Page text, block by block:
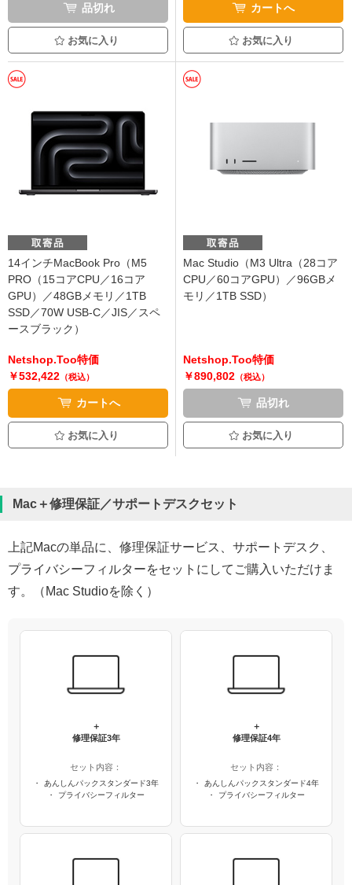
品切れ
お気に入り
カートへ
お気に入り
14インチMacBook Pro（M5
PRO（15コアCPU／16コア
GPU）／48GBメモリ／1TB
SSD／70W USB-C／JIS／スペ
ースブラック）
Netshop.Too特価
￥532,422 （税込）
カートへ
お気に入り
Mac Studio（M3 Ultra（28コア
CPU／60コアGPU）／96GBメ
モリ／1TB SSD）
Netshop.Too特価
￥890,802（税込）
品切れ
お気に入り
Mac＋修理保証／サポートデスクセット
上記Macの単品に、修理保証サービス、サポートデスク、
プライバシーフィルターをセットにしてご購入いただけま
す。（Mac Studioを除く）
＋
修理保証3年
セット内容：
あんしんパックスタンダード3年
プライバシーフィルター
＋
修理保証4年
セット内容：
あんしんパックスタンダード4年
プライバシーフィルター